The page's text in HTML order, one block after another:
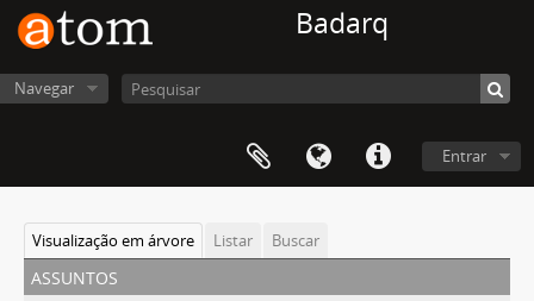
Badarq
Navegar
Entrar
Visualização em árvore Listar Buscar
assuntos